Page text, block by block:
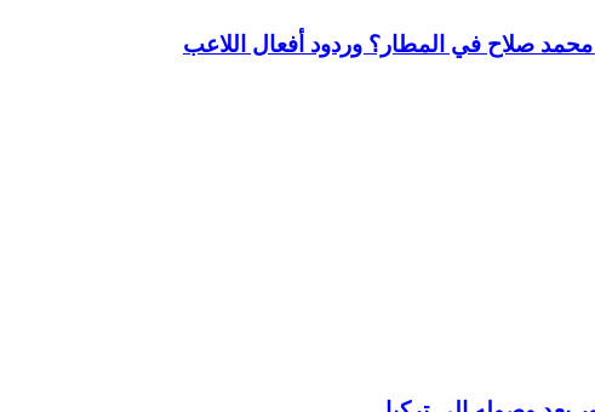
صلاح في المطار؟ وردود أفعال اللاعب